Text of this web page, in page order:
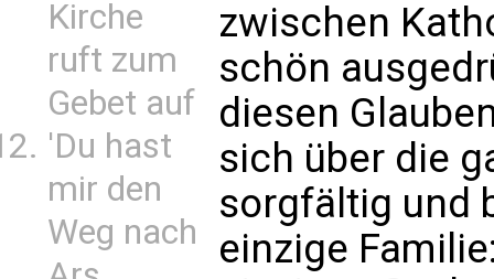
Kirche
ruft zum
Gebet auf
'Du hast
mir den
Weg nach
zwischen
schön
diesen
sich über die
sorgfältig und
einzige